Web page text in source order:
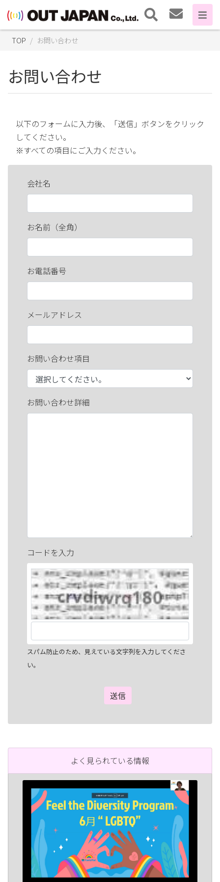
TOP お問い合わせ
お問い合わせ
以下のフォームに入力後、「送信」ボタンをクリック
してください。
※すべての項目にご入力ください。
会社名
お名前（全角）
お電話番号
メールアドレス
お問い合わせ項目
お問い合わせ詳細
コードを入力
スパム防止のため、見えている文字列を入力してくださ
い。
よく見られている情報